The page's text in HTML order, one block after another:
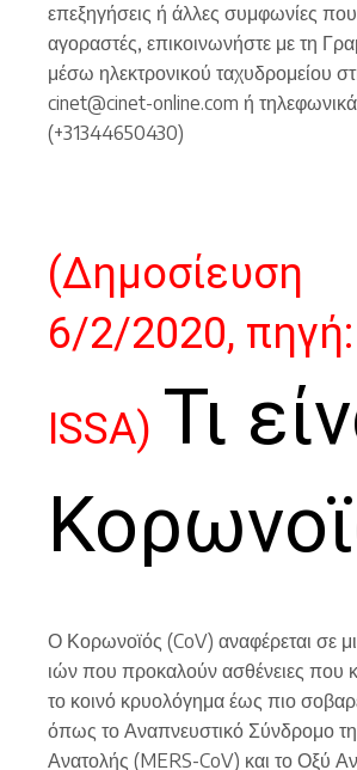
επεξηγήσεις ή άλλες συμφωνίες που
αγοραστές, επικοινωνήστε με τη
μέσω ηλεκτρονικού ταχυδρομείου
cinet@cinet-online.com ή τηλεφωνικά
(+31344650430)
(Δημοσίευση
6/2/2020, πηγή:
ISSA) Τι
Ο Κορωνοϊός (CoV) αναφέρεται σε
ιών που προκαλούν ασθένειες που
το κοινό κρυολόγημα έως πιο
όπως το Αναπνευστικό Σύνδρομο
Ανατολής (MERS-CoV) και το Οξύ